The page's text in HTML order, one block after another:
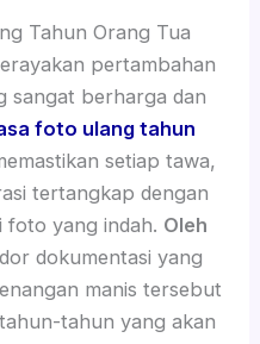
Tahun Orang Tua
pertambahan
sangat berharga dan
foto ulang tahun
setiap tawa,
tertangkap dengan
foto yang indah. Oleh
dokumentasi yang
manis tersebut
tahun yang akan